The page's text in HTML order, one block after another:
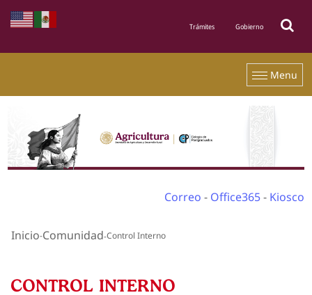
Menu
Correo - Office365- Kiosco
Inicio Comunidad Control Interno
CONTROL INTERNO